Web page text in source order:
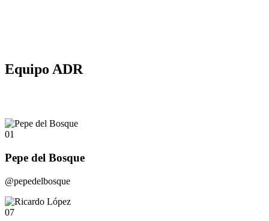
Equipo ADR
01
Pepe del Bosque
@pepedelbosque
07